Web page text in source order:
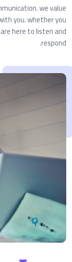
we value
you. whether you
here to listen and
respond.